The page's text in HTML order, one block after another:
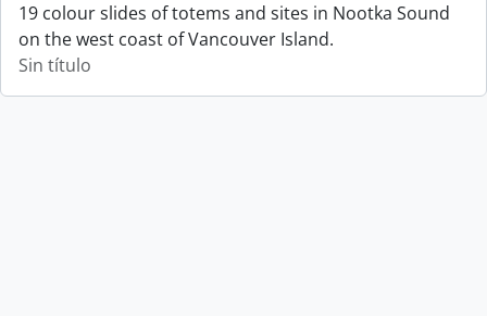
19 colour slides of totems and sites in Nootka Sound
on the west coast of Vancouver Island.
Sin título